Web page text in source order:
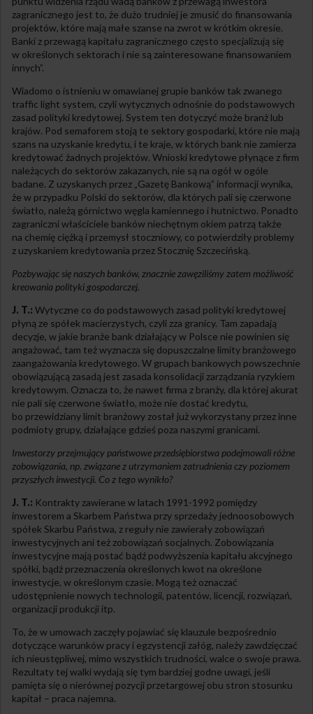
zagranicznego jest to, że dużo trudniej je zmusić do finansowania
projektów, które mają małe szanse na zwrot w krótkim okresie.
Banki z przewagą kapitału zagranicznego często specjalizują się
w określonych sektorach i nie są zainteresowane finansowaniem
innych”.
Wiadomo o istnieniu w omawianej grupie banków tak zwanego
traffic light system, czyli wytycznych odnośnie do podstawowych
zasad polityki kredytowej. System ten dotyczyć może branż lub
krajów. Pod semaforem stoją te sektory gospodarki, które nie mają
szans na uzyskanie kredytu, i te kraje, w których bank nie zamierza
kredytować żadnych projektów. Wnioski kredytowe płynące z firm
należących do sektorów zakazanych, nie są na ogół w ogóle
badane. Z uzyskanych przez „Gazetę Bankową” informacji wynika,
że w przypadku Polski do sektorów, dla których pali się czerwone
światło, należą górnictwo węgla kamiennego i hutnictwo. Ponadto
zagraniczni właściciele banków niechętnym okiem patrzą także
na chemię ciężką i przemysł stoczniowy, co potwierdziły problemy
z uzyskaniem kredytowania przez Stocznię Szczecińską.
Pozbywając się naszych banków, znacznie zawęziliśmy zatem możliwość
kreowania polityki gospodarczej.
J. T.: Wytyczne co do podstawowych zasad polityki kredytowej
płyną ze spółek macierzystych, czyli zza granicy. Tam zapadają
decyzje, w jakie branże bank działający w Polsce nie powinien się
angażować, tam też wyznacza się dopuszczalne limity branżowego
zaangażowania kredytowego. W grupach bankowych powszechnie
obowiązującą zasadą jest zasada konsolidacji zarządzania ryzykiem
kredytowym. Oznacza to, że nawet firma z branży, dla której akurat
nie pali się czerwone światło, może nie dostać kredytu,
bo przewidziany limit branżowy został już wykorzystany przez inne
podmioty grupy, działające gdzieś poza naszymi granicami.
Inwestorzy przejmujący państwowe przedsiębiorstwa podejmowali różne
zobowiązania, np. związane z utrzymaniem zatrudnienia czy poziomem
przyszłych inwestycji. Co z tego wynikło?
J. T.: Kontrakty zawierane w latach 1991-1992 pomiędzy
inwestorem a Skarbem Państwa przy sprzedaży jednoosobowych
spółek Skarbu Państwa, z reguły nie zawierały zobowiązań
inwestycyjnych ani też zobowiązań socjalnych. Zobowiązania
inwestycyjne mają postać bądź podwyższenia kapitału akcyjnego
spółki, bądź przeznaczenia określonych kwot na określone
inwestycje, w określonym czasie. Mogą też oznaczać
udostępnienie nowych technologii, patentów, licencji, rozwiązań,
organizacji produkcji itp.
To, że w umowach zaczęły pojawiać się klauzule bezpośrednio
dotyczące warunków pracy i egzystencji załóg, należy zawdzięczać
ich nieustępliwej, mimo wszystkich trudności, walce o swoje prawa.
Rezultaty tej walki wydają się tym bardziej godne uwagi, jeśli
pamięta się o nierównej pozycji przetargowej obu stron stosunku
kapitał – praca najemna.